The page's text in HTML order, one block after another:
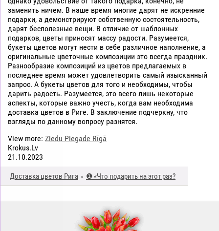
Доставка цветов Рига ❶ «Что подарить на этот раз?
заменить ничем. В наше время многие дарят не искренние
подарки, а демонстрируют собственную состоятельность,
дарят бесполезные вещи. В отличие от шаблонных
подарков, цветы приносят массу радости. Разумеется,
букеты цветов могут нести в себе различное наполнение, а
оригинальные цветочные композиции это всегда праздник.
Разнообразие композиций из цветов предлагаемых в
последнее время может удовлетворить самый изысканный
запрос. А букеты цветов для того и необходимы, чтобы
дарить радость. Разумеется, это всего лишь некоторые
аспекты, которые важно учесть, когда вам необходима
доставка цветов в Риге. В заключение подчеркну, что
взгляды по данному вопросу разнятся.
View more: Ziedu Piegade Rīgā
Krokus.Lv
21.10.2023